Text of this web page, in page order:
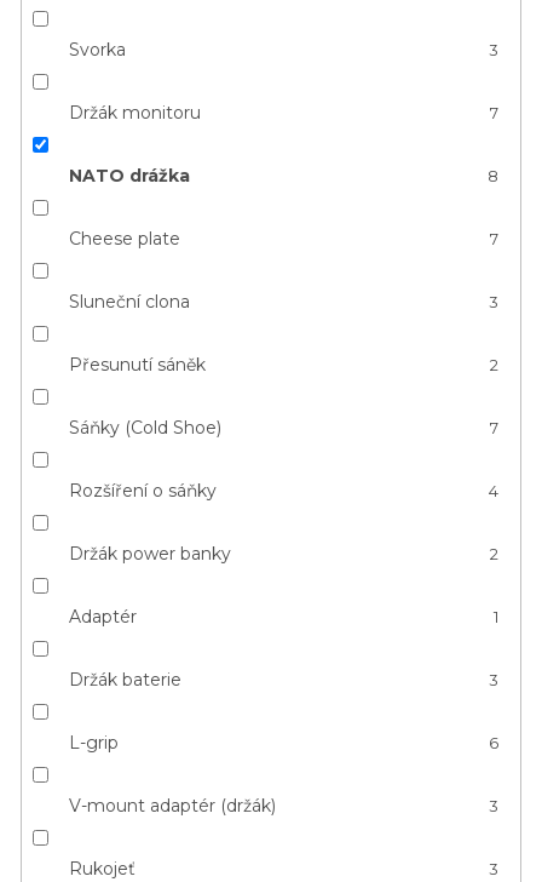
Svorka 3
Držák monitoru 7
NATO drážka 8
Cheese plate 7
Sluneční clona 3
Přesunutí sáněk 2
Sáňky (Cold Shoe) 7
Rozšíření o sáňky 4
Držák power banky 2
Adaptér 1
Držák baterie 3
L-grip 6
V-mount adaptér (držák) 3
Rukojeť 3